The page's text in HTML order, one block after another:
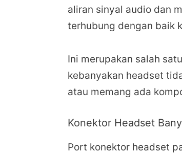
aliran sinyal audio dan
terhubung dengan baik
Ini merupakan salah
kebanyakan headset
atau memang ada
Konektor Headset
Port konektor headset